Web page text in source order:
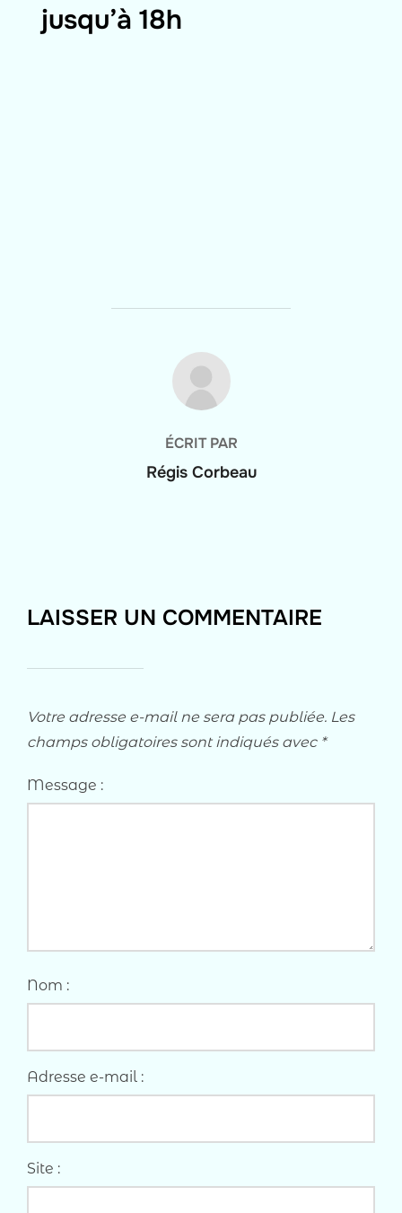
jusqu’à 18h
AUTEUR DE LA PUBLICATION
ÉCRIT PAR
Régis Corbeau
LAISSER UN COMMENTAIRE
Votre adresse e-mail ne sera pas publiée. Les
champs obligatoires sont indiqués avec *
Message :
Nom :
Adresse e-mail :
Site :